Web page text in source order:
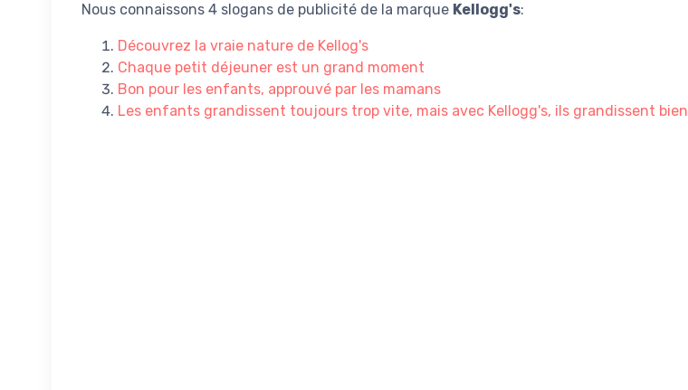
Nous connaissons 4 slogans de publicité de la marque Kellogg's:
Découvrez la vraie nature de Kellog's
Chaque petit déjeuner est un grand moment
Bon pour les enfants, approuvé par les mamans
Les enfants grandissent toujours trop vite, mais avec Kellogg's, ils grandissent bien